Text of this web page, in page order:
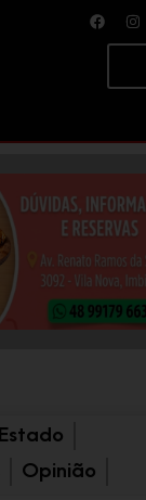
Estado
Opinião